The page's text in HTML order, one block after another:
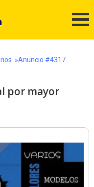
»Anuncio #4317
por mayor